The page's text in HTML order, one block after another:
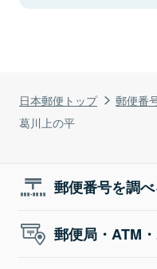
日本郵便トップ 郵便番
葛川上の平
郵便番号を調
郵便局・ATM